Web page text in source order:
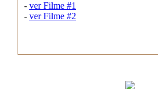
- ver Filme #1
- ver Filme #2